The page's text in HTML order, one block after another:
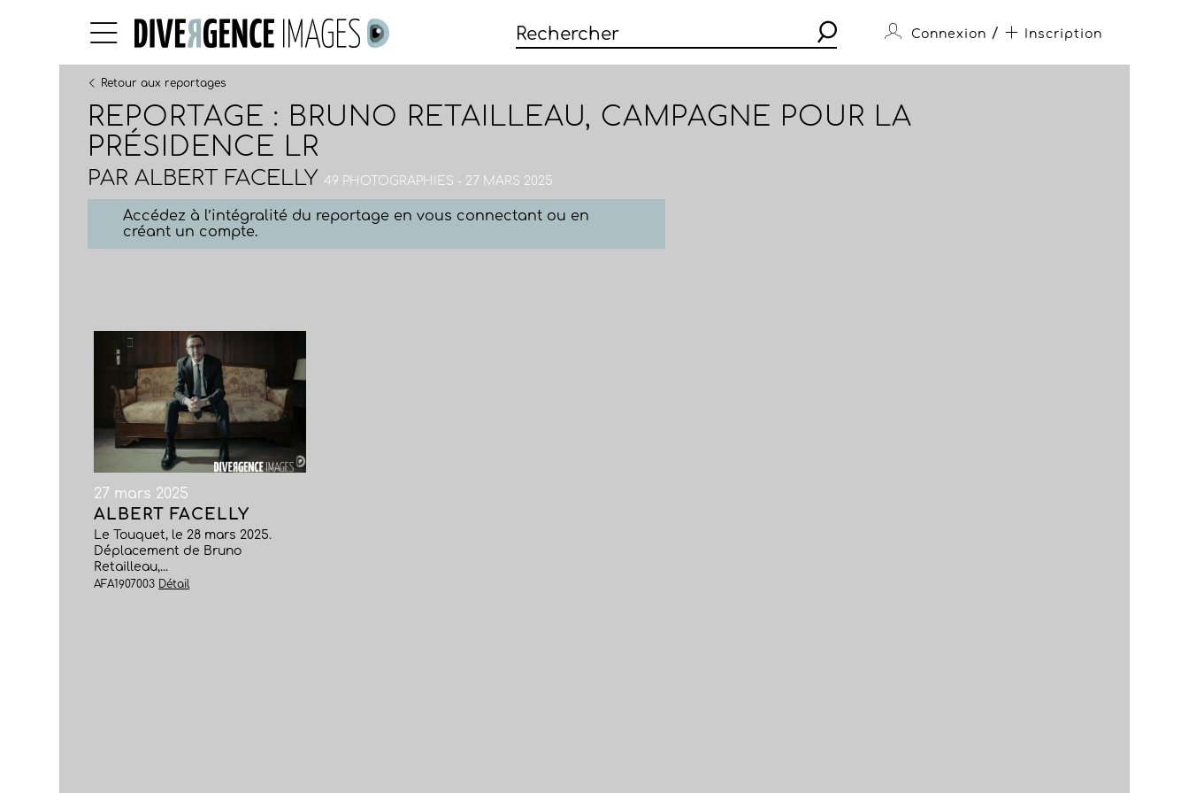
Connexion / Inscription
Retour aux reportages
REPORTAGE : BRUNO RETAILLEAU, CAMPAGNE POUR LA
PRÉSIDENCE LR
PARALBERT FACELLY 49 PHOTOGRAPHIES - 27 MARS 2025
Accédez à l’intégralité du reportage en vous connectant ou en
créant un compte.
27 mars 2025
ALBERT FACELLY
Le Touquet, le 28 mars 2025.
Déplacement de Bruno
Retailleau,...
AFA1907003 Détail